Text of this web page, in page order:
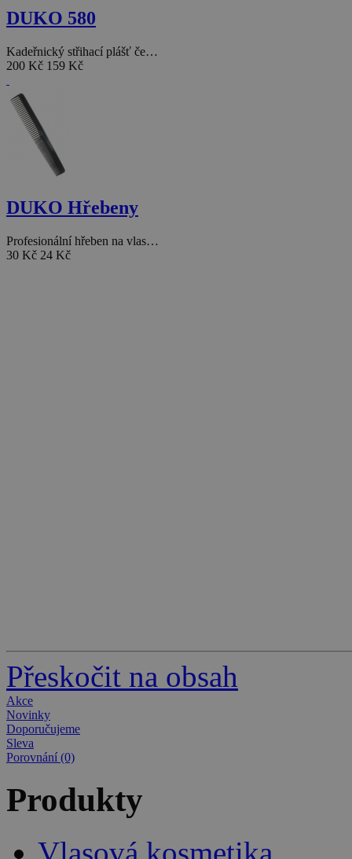
DUKO 580
Kadeřnický střihací plášť če…
200 Kč 159 Kč
DUKO Hřebeny
Profesionální hřeben na vlas…
30 Kč 24 Kč
Přeskočit na obsah
Akce
Novinky
Doporučujeme
Sleva
Porovnání (0)
Produkty